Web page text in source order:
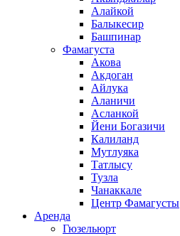
Алайкой
Балыкесир
Башпинар
Фамагуста
Акова
Акдоган
Айлука
Аланичи
Асланкой
Йени Богазичи
Калиланд
Мутлуяка
Татлысу
Тузла
Чанаккале
Центр Фамагусты
Аренда
Гюзельюрт